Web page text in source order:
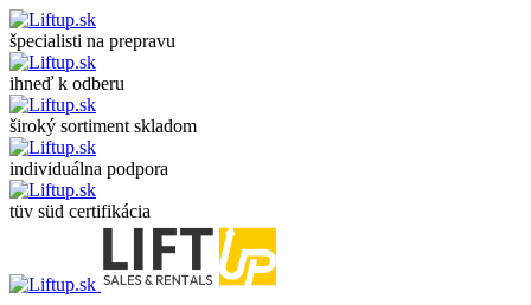
špecialisti na prepravu
ihneď k odberu
široký sortiment skladom
individuálna podpora
tüv süd certifikácia